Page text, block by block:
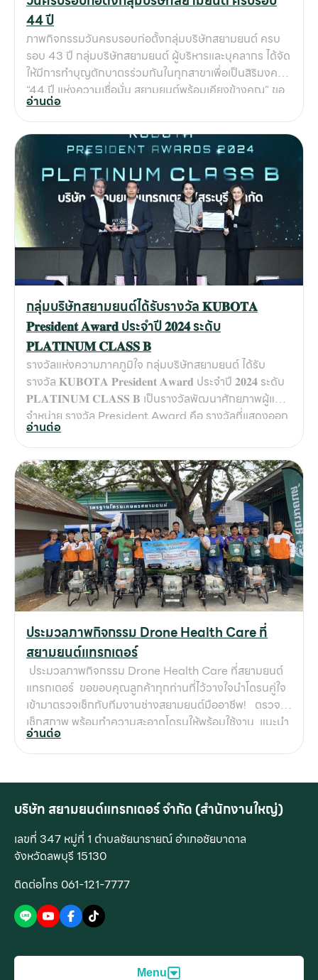
44 ปี
ภาพกิจกรรมวันครบรอบก่อตั้งกลุ่มบริษัทสยามยนต์ ครบ
รอบ 43 ปี กลุ่มบริษัทสยามยนต์ ผู้บริหารและบุคลากร ได้จัด
ให้มีการทำบุญตักบาตรร่วมกันในทุกสาขาเพื่อเป็นสิริมงคล
“44 ปี แห่งความเชื่อมั่น สยามยนต์พร้อมเคียงข้างคุณ” ขอ
ขอบคุณลูกค้าทุกท่าน ที่ไว้วางใจใช้บริการกับสยามยนต์มา
ตลอด 44 ปี เราขอสัญญาว่าจะมุ่งมั่นพัฒนาบริการ และ
ความเชี่ยวชาญด้านเครื่องจักรกลฯ พร้อมดำเนินธุรกิจที่รับ
ผิดชอบต่อสังคมและสิ่งแวดล้อม เพื่อตอบโจทย์ธุรกิจของ
ลูกค้าให้เติบโตร่วมกันอย่างยั่งยืน
อ่านต่อ
กลุ่มบริษัทสยามยนต์ได้รับรางวัล 𝐊𝐔𝐁𝐎𝐓𝐀
𝐏𝐫𝐞𝐬𝐢𝐝𝐞𝐧𝐭 𝐀𝐰𝐚𝐫𝐝 ประจำปี 𝟐𝟎𝟐𝟒 ระดับ
𝐏𝐋𝐀𝐓𝐈𝐍𝐔𝐌 𝐂𝐋𝐀𝐒𝐒 𝐁
รางวัลแห่งความภาคภูมิใจ กลุ่มบริษัทสยามยนต์ ได้รับ
รางวัล 𝐊𝐔𝐁𝐎𝐓𝐀 𝐏𝐫𝐞𝐬𝐢𝐝𝐞𝐧𝐭 𝐀𝐰𝐚𝐫𝐝 ประจำปี 𝟐𝟎𝟐𝟒 ระดับ
𝐏𝐋𝐀𝐓𝐈𝐍𝐔𝐌 𝐂𝐋𝐀𝐒𝐒 𝐁 เป็นรางวัลพัฒนาศักยภาพผู้แทน
จำหน่าย รางวัล President Award คือ รางวัลที่แสดงออก
ถึงความเป็นเลิศในทุกๆด้าน อันได้แก่ ในโอกาสนี้ กลุ่มบริษัท
สยามยนต์ สระบุรี-ลพบุรี ต้อง #ขอขอบคุณลูกค้าผู้มีอุปการ
คุณทุกท่าน ที่อุดหนุนและไว้วางใจเลือกใช้บริการสินค้าคูโบต้
า กับ กลุ่มบริษัทสยามยนต์อย่างยาวนานตลอดระยะเวลา 44
ปี เราขอให้คำมั่นสัญญาว่าจะรักษามาตรฐานและมุ่งมั่น
พัฒนางานบริการให้เป็นเลิศอย่างต่อเนื่อง เพื่อดูแลลูกค้า
ชุมชน สังคมเกษตรกรรม พันธมิตรและเครือข่าย ให้เติบโต
อย่างยั่งยืนไปด้วยกัน
อ่านต่อ
ประมวลภาพกิจกรรม Drone Health Care ที่
สยามยนต์แทรกเตอร์
ประมวลภาพกิจกรรม Drone Health Care ที่สยามยนต์
แทรกเตอร์ ขอขอบคุณลูกค้าทุกท่านที่ไว้วางใจนำโดรนคู่ใจ
เข้ามาตรวจเช็กกับทีมงานช่างสยามยนต์มืออาชีพ! ตรวจ
เช็กสภาพ พร้อมทำความสะอาดโดรนให้พร้อมใช้งาน แนะนำ
เทคนิคการใช้งานโดรนเกษตร สาธิตทดลองบินสินค้าจริง
เพื่อดูประสิทธิภาพการทำงาน รับคำปรึกษาด้านการดูแล
นี้ ไม่ต้องห่วง! ติดตามข่าวสารและกิจกรรมดีๆ จาก กลุ่ม
อ่านต่อ
บริษัท สยามยนต์แทรกเตอร์ จำกัด (สำนักงานใหญ่)
เลขที่ 347 หมู่ที่ 1 ตำบลชัยนารายณ์ อำเภอชัยบาดาล
จังหวัดลพบุรี 15130
ติดต่อโทร 061-121-7777
Menu